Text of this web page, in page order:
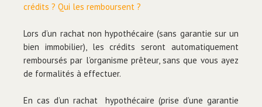
crédits ? Qui les remboursent ?
Lors d’un rachat non hypothécaire (sans garantie sur un
bien immobilier), les crédits seront automatiquement
remboursés par l’organisme prêteur, sans que vous ayez
de formalités à effectuer.
En cas d’un rachat hypothécaire (prise d’une garantie